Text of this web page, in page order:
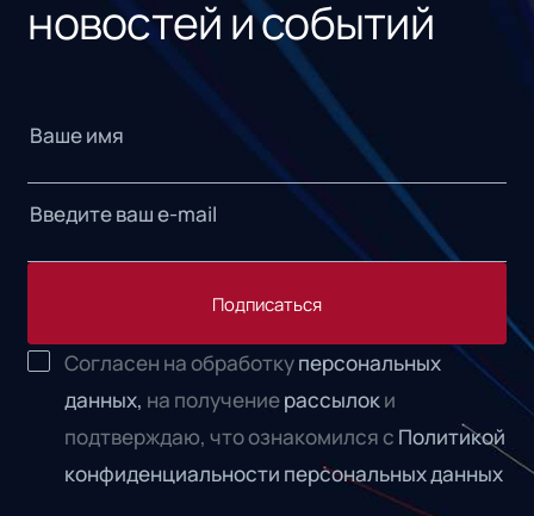
новостей и событий
Подписаться
Согласен на обработкуперсональных
данных, на получениерассылоки
подтверждаю, что ознакомился с Политикой
конфиденциальности персональных данных